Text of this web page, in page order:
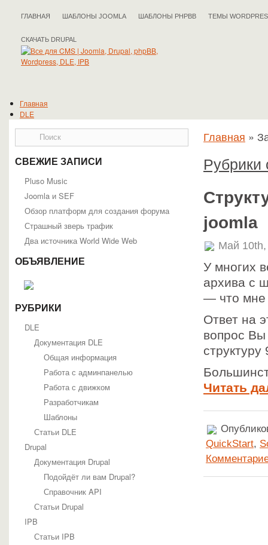
ГЛАВНАЯ ШАБЛОНЫ JOOMLA ШАБЛОНЫ PHPBB ТЕМЫ
СКАЧАТЬ DRUPAL
Главная
DLE
Общая информация
Работа с админпанелью
Работа с движком
Разработчикам
Шаблоны
Drupal
Документация Drupal
Подойдёт ли вам Drupal?
Справочник API
Статьи Drupal
Статьи IPB
Статьи о Joomla
Основы Joomla
Хаки Joomla
Шаблоны Joomla
Шаблоны Joomla 1.5
Шаблоны Joomla 1.7
Шаблоны Joomla 2.5
phpBBex
Документация phpBB
Отдельные файлы документации
Руководство для пользователей phpBB
Руководство по администрированию phpBB
Руководство по быстрому старту
Руководство по модерированию phpBB
Руководство по обновлению phpBB
Интеграция phpBB с другими системами
Установка и обслуживание phpBB
СВЕЖИЕ ЗАПИСИ
Pluso Musiс
Joomla и SEF
Обзор платформ для создания форума
Страшный зверь трафик
Два источника World Wide Web
ОБЪЯВЛЕНИЕ
РУБРИКИ
DLE
Документация DLE
Общая информация
Работа с админпанелью
Работа с движком
Разработчикам
Шаблоны
Статьи DLE
Drupal
Документация Drupal
Подойдёт ли вам Drupal?
Справочник API
Статьи Drupal
IPB
Статьи IPB
Главная »
Рубрики
joomla
Май
У многих
архива с
— что мне
Ответ на
вопрос
Читать
QuickStart,